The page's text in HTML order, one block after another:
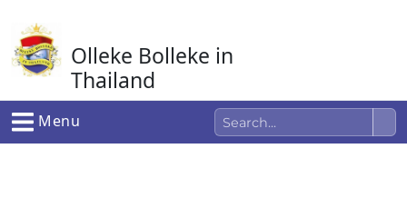
naar
de
inhoud
Olleke Bolleke in
Thailand
In Thailand
Menu